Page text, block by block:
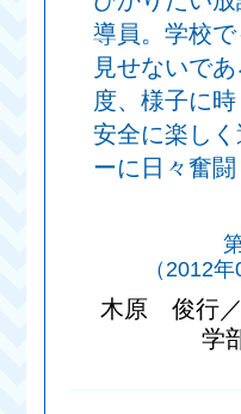
導員。学校
見せないで
度、様子に時
安全に楽し
ーに日々奮闘
（2012
木原 俊行
学